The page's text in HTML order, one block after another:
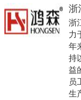
浙
浙
力
年
持
益
员
生